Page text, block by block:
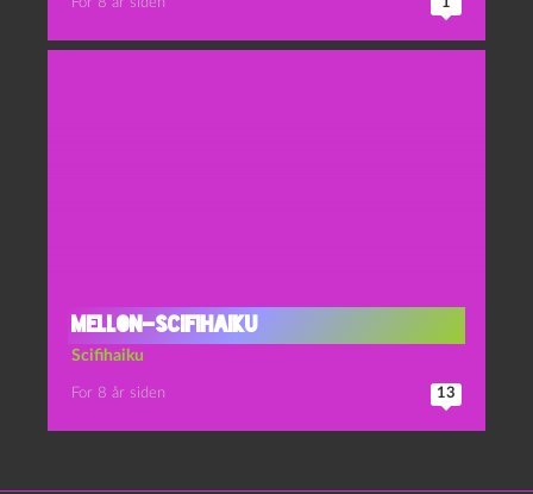
Mellon-scifihaiku
Scifihaiku
For 8 år siden 13